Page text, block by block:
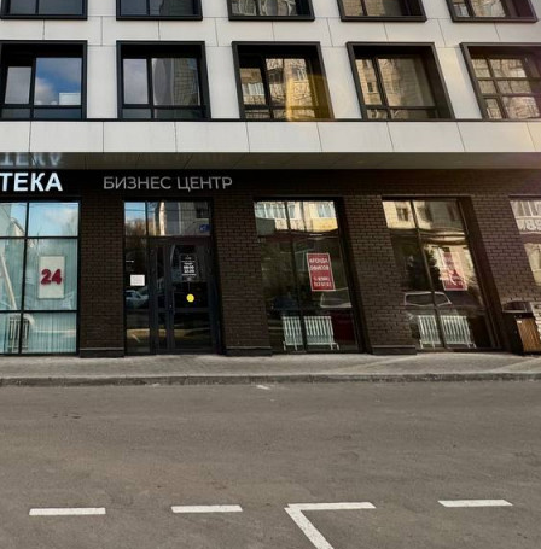
Предлагаем в аренду офисные помещения в новом
четырехэтажном Бизнес- центре "Сабан", расположенном на
ул. Сабан, д.2г в Кировском районе г. Казани. Предоставление
юридического адреса возможно.
- Здание находится на первой линии
- Высокий пешеходный и автомобильный трафик
- Удобное расположение – непосредственная близость от
остановки общественного транспорта
- Большой бесплатный наземный и подземный паркинг
- Круглосуточная охрана и видеонаблюдение
- График работы БЦ: ежедневно с 7:30-22:00
- В каждом помещении установлен кондиционер
- коммунальные услуги включены в стоимость аренды
- Помещения с возможностью вывода мокрой точки
- Площади под склад на цокольном этаже
- Интернет-провайдер: Ростелеком, Скайнет[#8351717#]
Где находится